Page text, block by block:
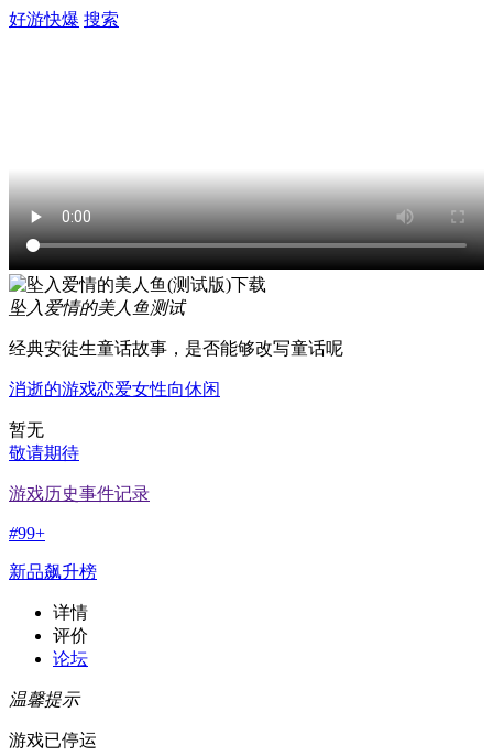
好游快爆 搜索
坠入爱情的美人鱼测试
经典安徒生童话故事，是否能够改写童话呢
消逝的游戏恋爱女性向休闲
暂无
敬请期待
游戏历史事件记录
#99+
新品飙升榜
详情
评价
论坛
温馨提示
游戏已停运